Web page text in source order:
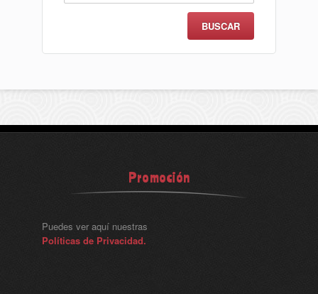
Promoción
Puedes ver aquí nuestras
Políticas de Privacidad.